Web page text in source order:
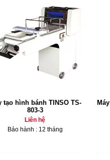
tạo hình bánh TINSO TS-
803-3
Liên hệ
Bảo hành : 12 tháng